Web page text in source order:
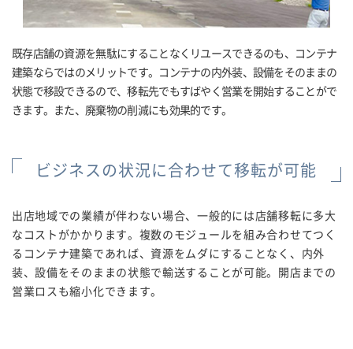
既存店舗の資源を無駄にすることなくリユースできるのも、コンテナ
建築ならではのメリットです。コンテナの内外装、設備をそのままの
状態で移設できるので、移転先でもすばやく営業を開始することがで
きます。また、廃棄物の削減にも効果的です。
ビジネスの状況に合わせて移転が可能
出店地域での業績が伴わない場合、一般的には店舗移転に多大
なコストがかかります。複数のモジュールを組み合わせてつく
るコンテナ建築であれば、資源をムダにすることなく、内外
装、設備をそのままの状態で輸送することが可能。開店までの
営業ロスも縮小化できます。